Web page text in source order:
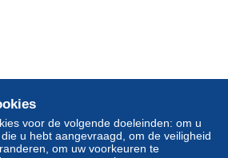
voor de volgende doeleinden: om u
u hebt aangevraagd, om de veiligheid
om uw voorkeuren te